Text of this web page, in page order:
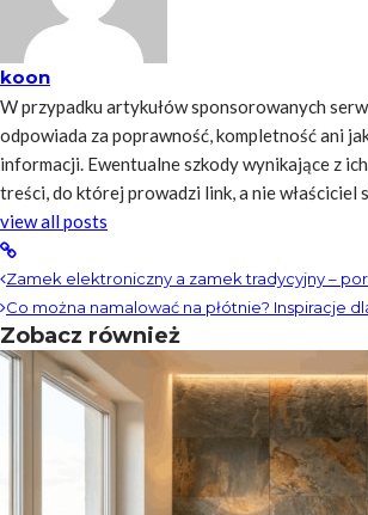
koon
W przypadku artykułów sponsorowanych
odpowiada za poprawność, kompletność ani
informacji. Ewentualne szkody wynikające z
treści, do której prowadzi link, a nie właściciel
view all posts
Zamek elektroniczny a zamek tradycyjny –
Co można namalować na płótnie? Inspiracje
Zobacz również